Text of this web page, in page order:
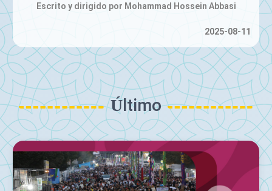
Videoclip | Lanzado con la voz de Farzad Farzin
2025-07-01
Último